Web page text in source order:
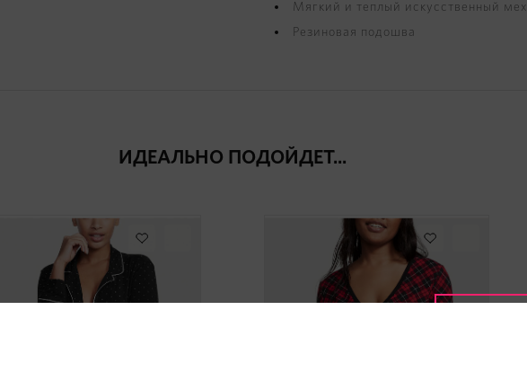
Мягкий и теплый искусственный мех
Резиновая подошва
ИДЕАЛЬНО ПОДОЙДЕТ...